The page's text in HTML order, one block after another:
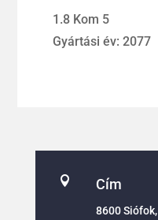
1.8 Kom 5
Gyártási év: 2077
 Cím
8600 Siófok,